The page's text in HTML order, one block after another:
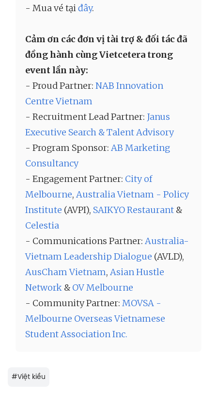
- Mua vé tạiđây.
Cảm ơn các đơn vị tài trợ & đối tác đã
đồng hành cùng Vietcetera trong
event lần này:
- Proud Partner: NAB Innovation
Centre Vietnam
- Recruitment Lead Partner: Janus
Executive Search & Talent Advisory
- Program Sponsor: AB Marketing
Consultancy
- Engagement Partner: City of
Melbourne, Australia Vietnam - Policy
Institute (AVPI), SAIKYO Restaurant &
Celestia
- Communications Partner: Australia-
Vietnam Leadership Dialogue (AVLD),
AusCham Vietnam, Asian Hustle
Network & OV Melbourne
- Community Partner: MOVSA -
Melbourne Overseas Vietnamese
Student Association Inc.
#Việt kiều